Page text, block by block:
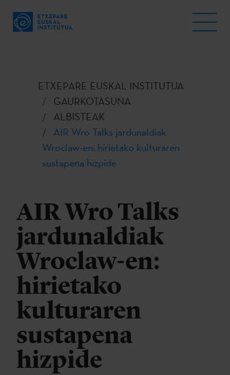
ETXEPARE EUSKAL INSTITUTUA
GAURKOTASUNA
ALBISTEAK
AIR Wro Talks jardunaldiak
Wroclaw-en: hirietako kulturaren
sustapena hizpide
AIR Wro Talks
jardunaldiak
Wroclaw-en:
hirietako
kulturaren
sustapena
hizpide